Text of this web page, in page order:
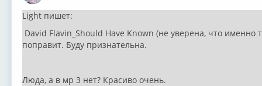
Light пишет:
David Flavin_Should Have Known (не уверена, что именно
поправит. Буду признательна.
Люда, а в мр 3 нет? Красиво очень.